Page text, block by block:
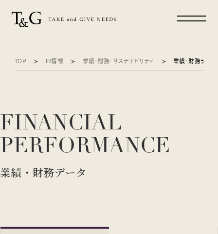
TOP IR情報 業績・財務・サステナビリティ 業績・財務データ
FINANCIAL
PERFORMANCE
業績・財務データ